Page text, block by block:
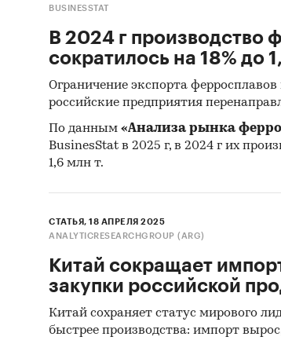
BUSINESSTAT
В 2024 г производство
сократилось на 18% до
Ограничение экспорта
российские предприятия
По данным «Анализа рынка
BusinesStat в 2025 г, в 2024 г их
1,6 млн т.
СТАТЬЯ, 18 АПРЕЛЯ 2025
ANALYTICRESEARCHGROUP (ARG)
Китай сокращает
закупки российской
Китай сохраняет статус мирового
быстрее производства: импорт